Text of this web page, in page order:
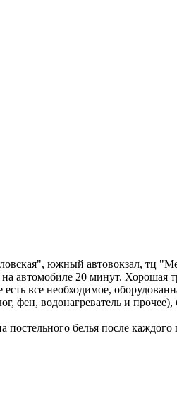
южный автовокзал, тц
20 минут. Хорошая
все необходимое,
фен, водонагреватель и
белья после